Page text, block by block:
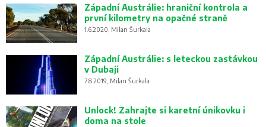
Západní Austrálie: hraniční kontrola a
první kilometry na opačné straně
1.6.2020, Milan Šurkala
Západní Austrálie: s leteckou zastávkou
v Dubaji
7.8.2019, Milan Šurkala
Unlock! Zahrajte si karetní únikovku i
doma na stole